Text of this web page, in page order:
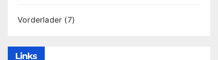
Vorderlader (7)
Links